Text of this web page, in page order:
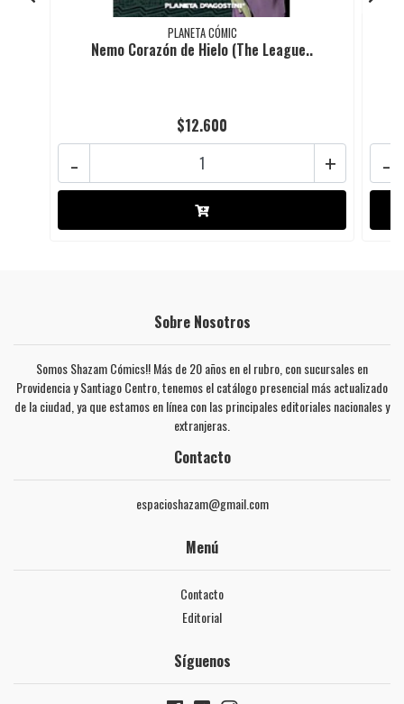
PLANETA CÓMIC
Nemo Corazón de Hielo (The League..
$12.600
+
- -
Sobre Nosotros
Somos Shazam Cómics!! Más de 20 años en el rubro, con sucursales en
Providencia y Santiago Centro, tenemos el catálogo presencial más actualizado
de la ciudad, ya que estamos en línea con las principales editoriales nacionales y
extranjeras.
Contacto
espacioshazam@gmail.com
Menú
Contacto
Editorial
Síguenos